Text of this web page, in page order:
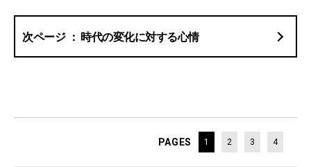
時代の変化に対する心情
PAGES 1 2 3 4